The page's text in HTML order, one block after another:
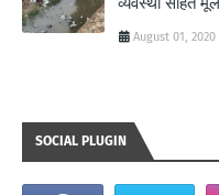
August 01, 2020
SOCIAL PLUGIN